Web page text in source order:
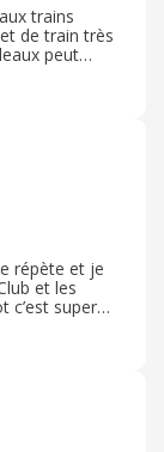
trains
de train très
peut
low cost,
un voyage
casback est
répète et je
et les
c’est super
je
club ou de
que vous